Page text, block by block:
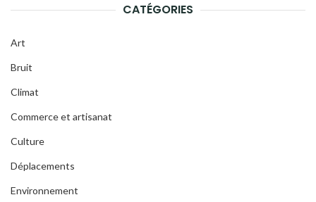
CATÉGORIES
Art
Bruit
Climat
Commerce et artisanat
Culture
Déplacements
Environnement